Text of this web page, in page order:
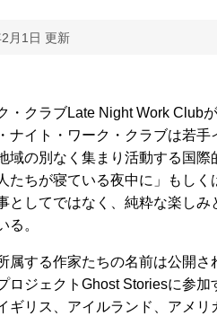
月1日 更新
・クラブLate Night Work Club
ナイト・ワーク・クラブは若
域の別なく集まり活動する国
たちが寝ている夜中に」もしく
としてではなく、純粋な楽し
る。
属する作家たちの名前は公開
ロジェクトGhost Storiesに参
ギリス、アイルランド、アメ